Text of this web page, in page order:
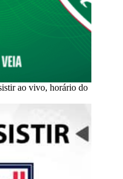
ao vivo, horário do